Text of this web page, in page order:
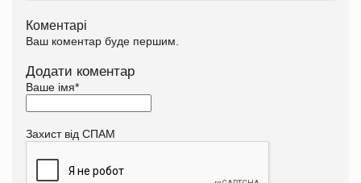
Коментарі
Ваш коментар буде першим.
Додати коментар
Ваше імя*
Захист від СПАМ